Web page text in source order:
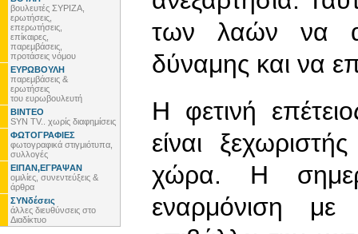
βουλευτές ΣΥΡΙΖΑ,
ερωτήσεις,
επερωτήσεις,
επίκαιρες,
παρεμβάσεις,
προτάσεις νόμου
ΕΥΡΩΒΟΥΛΗ
παρεμβάσεις &
ερωτήσεις
του ευρωβουλευτή
ΒΙΝΤΕΟ
SYN TV.. χωρίς διαφημίσεις
ΦΩΤΟΓΡΑΦΙΕΣ
φωτογραφικά στιγμιότυπα,
συλλογές
ΕΙΠΑΝ,ΕΓΡΑΨΑΝ
ομιλίες, συνεντεύξεις &
άρθρα
ΣΥΝδέσεις
άλλες διευθύνσεις στο
Διαδίκτυο
των λαών να
δύναμης και να
Η φετινή
είναι
χώρα. Η
εναρμόνιση